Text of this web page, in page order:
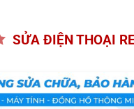
SỬA ĐIỆN THOẠI